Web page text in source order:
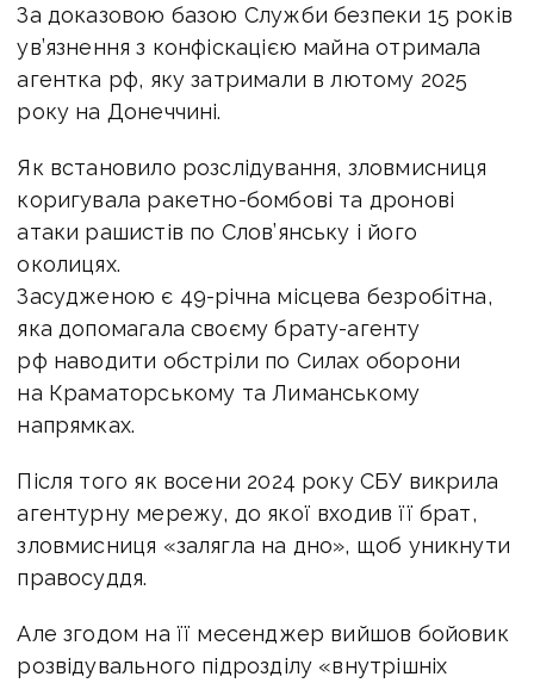
За доказовою базою Служби безпеки 15 років
ув’язнення з конфіскацією майна отримала
агентка рф, яку затримали в лютому 2025
року на Донеччині.
Як встановило розслідування, зловмисниця
коригувала ракетно-бомбові та дронові
атаки рашистів по Слов’янську і його
околицях.
Засудженою є 49-річна місцева безробітна,
яка допомагала своєму брату-агенту
рф наводити обстріли по Силах оборони
на Краматорському та Лиманському
напрямках.
Після того як восени 2024 року СБУ викрила
агентурну мережу, до якої входив її брат,
зловмисниця «залягла на дно», щоб уникнути
правосуддя.
Але згодом на її месенджер вийшов бойовик
розвідувального підрозділу «внутрішніх